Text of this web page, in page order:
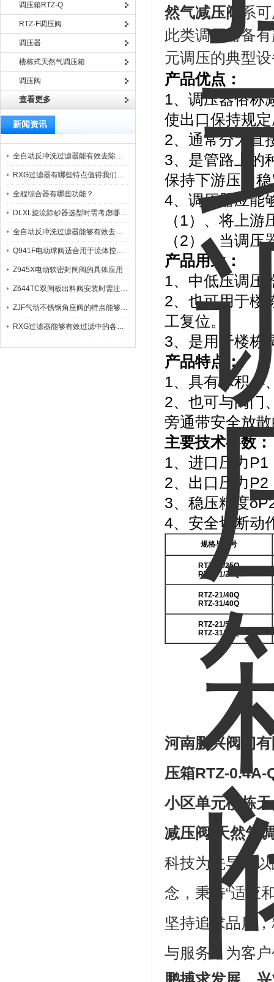
调压箱RTZ-Q
RTZ-F调压阀
调压器
楼栋式天然气调压箱
调压阀
查看更多
新闻资讯
全自动反冲洗过滤器能有效去除过滤介质上的杂质
RXG过滤器有哪些特点值得我们选择？
全程综合器有哪些功能？
DLXL旋流除砂器选型时需考虑哪些因素？
全自动反冲洗过滤器能够有效去除不同粒径的固体杂
Q941F电动球阀适合用于流体控制需要迅速反应的场合
Z945X电动软密封闸阀的具体应用
Z644TC双闸板出料阀安装时需注意哪些事项？
ZJF气动不锈钢角座阀的特点能够稳定地控制介质流量
RXG过滤器能够有效过滤中的各种杂质
然气减压阀
系
此类调压器备
元调压的典型
产品优点：
1、调压器俗称
使出口保持规
2、通常分为直
3、是管路上的
保持下游压力
4、调压器应能
（1）、将上
（2）、当调
产品用途：
1、中低压调压
2、也可用于楼
工复位。
3、是用于楼栋
产品特点：
1、具有体积小
2、也可与阀门
旁通带安全放
主要技术参数：
1、进口压力
2、出口压力
3、稳压精度
4、安全切断动
规格与型号
RTZ-21/25Q
RTZ-31/25Q
RTZ-21/40Q
RTZ-31/40Q
RTZ-21/50Q
RTZ-31/50Q
河南鹏兴阀门
压箱RTZ-0.4A-
小区单元楼栋
减压阀
天然气
科技为先导，
念，秉持“适应
坚持追求品质
与服务，为客